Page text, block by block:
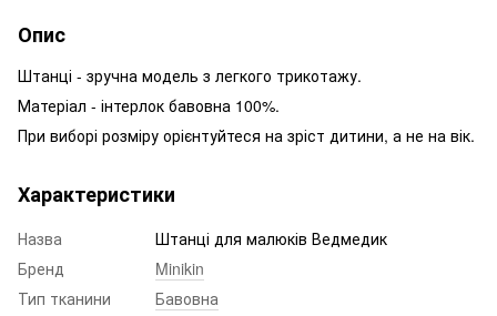
Опис
Штанці - зручна модель з легкого трикотажу.
Матеріал - інтерлок бавовна 100%.
При виборі розміру орієнтуйтеся на зріст дитини, а не на вік.
Характеристики
Назва
Штанці для малюків Ведмедик
Бренд
Minikin
Тип тканини
Бавовна